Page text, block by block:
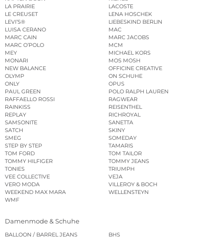
LA PRAIRIE
LACOSTE
LE CREUSET
LENA HOSCHEK
LEVI’S®
LIEBESKIND BERLIN
LUISA CERANO
MAC
MARC CAIN
MARC JACOBS
MARC O’POLO
MCM
MEY
MICHAEL KORS
MONARI
MOS MOSH
NEW BALANCE
OFFICINE CREATIVE
OLYMP
ON SCHUHE
ONLY
OPUS
PAUL GREEN
POLO RALPH LAUREN
RAFFAELLO ROSSI
RAGWEAR
RAINKISS
REISENTHEL
REPLAY
RICHROYAL
SAMSONITE
SANETTA
SATCH
SKINY
SMEG
SOMEDAY
STEP BY STEP
TAMARIS
TOM FORD
TOM TAILOR
TOMMY HILFIGER
TOMMY JEANS
TONIES
TRIUMPH
VEE COLLECTIVE
VEJA
VERO MODA
VILLEROY & BOCH
WEEKEND MAX MARA
WELLENSTEYN
WMF
Damenmode & Schuhe
BALLOON / BARREL JEANS
BHS